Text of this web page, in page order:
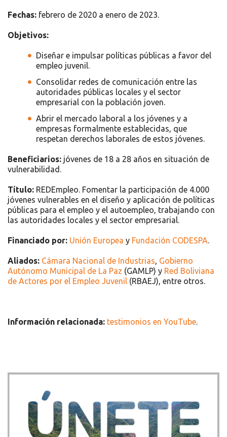
Fechas: febrero de 2020 a enero de 2023.
Objetivos:
Diseñar e impulsar políticas públicas a favor del
empleo juvenil.
Consolidar redes de comunicación entre las
autoridades públicas locales y el sector
empresarial con la población joven.
Abrir el mercado laboral a los jóvenes y a
empresas formalmente establecidas, que
respetan derechos laborales de estos jóvenes.
Beneficiarios: jóvenes de 18 a 28 años en situación de
vulnerabilidad.
Título: REDEmpleo. Fomentar la participación de 4.000
jóvenes vulnerables en el diseño y aplicación de políticas
públicas para el empleo y el autoempleo, trabajando con
las autoridades locales y el sector empresarial.
Financiado por: Unión Europea y Fundación CODESPA.
Aliados: Cámara Nacional de Industrias, Gobierno
Autónomo Municipal de La Paz (GAMLP) y Red Boliviana
de Actores por el Empleo Juvenil (RBAEJ), entre otros.
Información relacionada: testimonios en YouTube.
Recursos
Únete